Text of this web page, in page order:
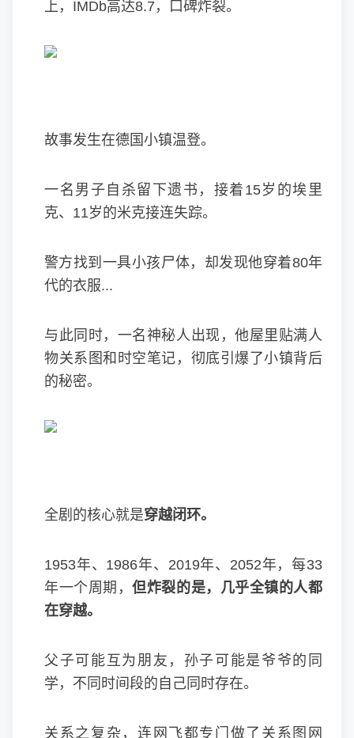
上，IMDb高达8.7，口碑炸裂。
故事发生在德国小镇温登。
一名男子自杀留下遗书，接着15岁的埃里
克、11岁的米克接连失踪。
警方找到一具小孩尸体，却发现他穿着80年
代的衣服...
与此同时，一名神秘人出现，他屋里贴满人
物关系图和时空笔记，彻底引爆了小镇背后
的秘密。
全剧的核心就是穿越闭环。
1953年、1986年、2019年、2052年，每33
年一个周期，但炸裂的是，几乎全镇的人都
在穿越。
父子可能互为朋友，孙子可能是爷爷的同
学，不同时间段的自己同时存在。
关系之复杂，连网飞都专门做了关系图网